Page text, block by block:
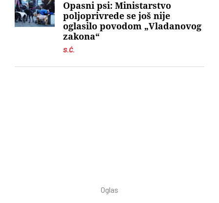
S.Ć.
Opasni psi: Ministarstvo
poljoprivrede se još nije
oglasilo povodom „Vladanovog
zakona“